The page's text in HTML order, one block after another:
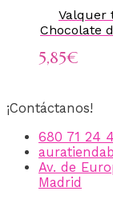
Valquer
Chocolate
5,85€
¡Contáctanos!
680 71 24
Av. de
Madrid